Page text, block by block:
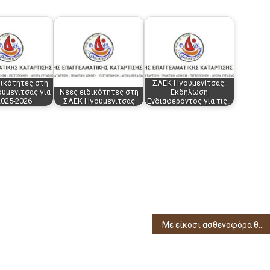
στη
για
2026
Νέες ειδικότητες στη
ΣΑΕΚ Ηγουμενίτσας
ΣΑΕΚ Ηγουμενίτσας:
Εκδήλωση
Ενδιαφέροντος για τις…